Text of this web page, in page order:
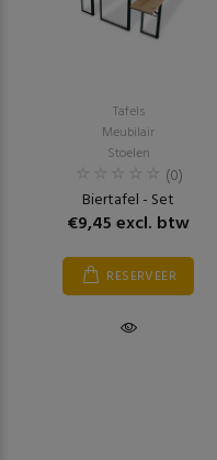
Tafels
Meubilair
Stoelen
(0)
Biertafel - Set
€9,45 excl. btw
RESERVEER